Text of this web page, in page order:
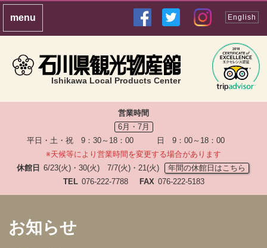
Ishikawa Local Products Center
English
営業時間
6月・7月
平日・土・祝 9：30～18：00 日 9：00～18：00
※天候等により営業時間を変更する場合があります
休館日 6/23(火)・30(火) 7/7(火)・21(火)
年間の休館日はこちら
TEL 076-222-7788 FAX 076-222-5183
お知らせ